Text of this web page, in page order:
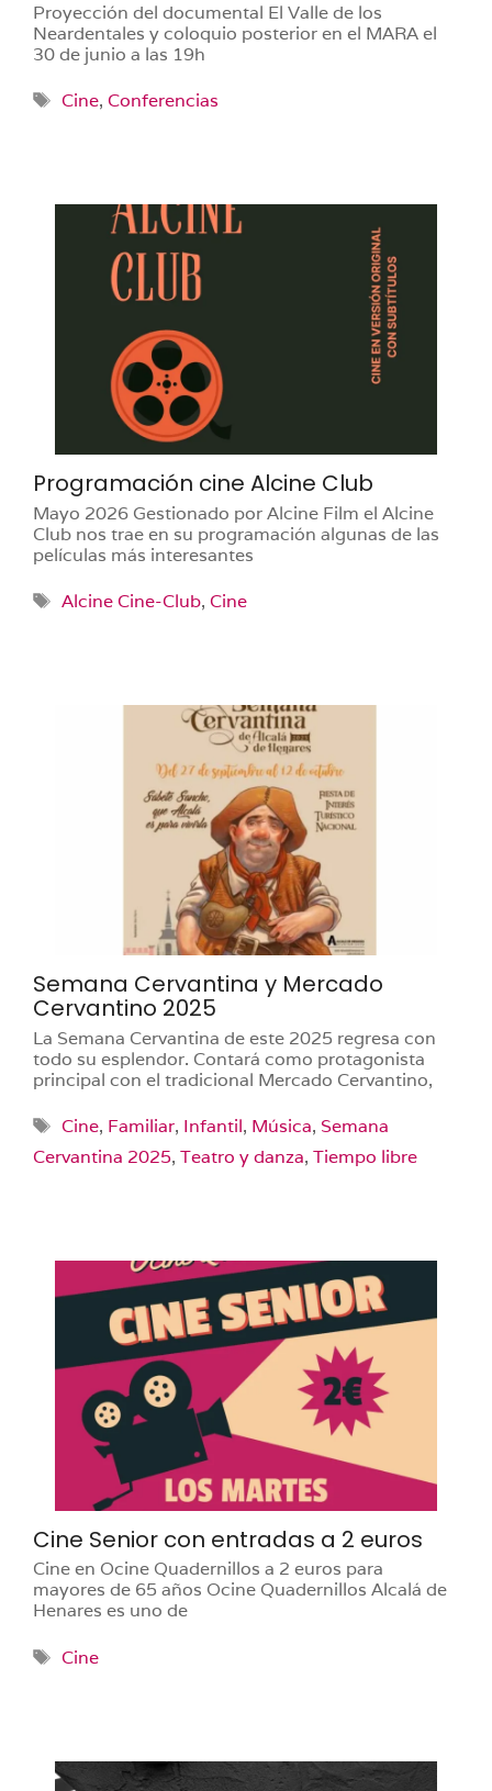
Proyección del documental El Valle de los
Neardentales y coloquio posterior en el MARA el
30 de junio a las 19h
Etiquetas
Cine, Conferencias
Programación cine Alcine Club
Mayo 2026 Gestionado por Alcine Film el Alcine
Club nos trae en su programación algunas de las
películas más interesantes
Etiquetas
Alcine Cine-Club, Cine
Semana Cervantina y Mercado
Cervantino 2025
La Semana Cervantina de este 2025 regresa con
todo su esplendor. Contará como protagonista
principal con el tradicional Mercado Cervantino,
Etiquetas
Cine, Familiar, Infantil, Música, Semana
Cervantina 2025, Teatro y danza, Tiempo libre
Cine Senior con entradas a 2 euros
Cine en Ocine Quadernillos a 2 euros para
mayores de 65 años Ocine Quadernillos Alcalá de
Henares es uno de
Etiquetas
Cine